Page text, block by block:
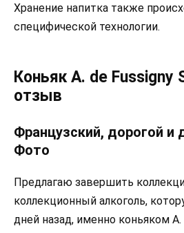
Хранение напитка также
специфической технологии.
Коньяк A. de Fussigny
отзыв
Французский, дорогой
Фото
Предлагаю завершить
коллекционный алкоголь,
дней назад, именно коньяком A.